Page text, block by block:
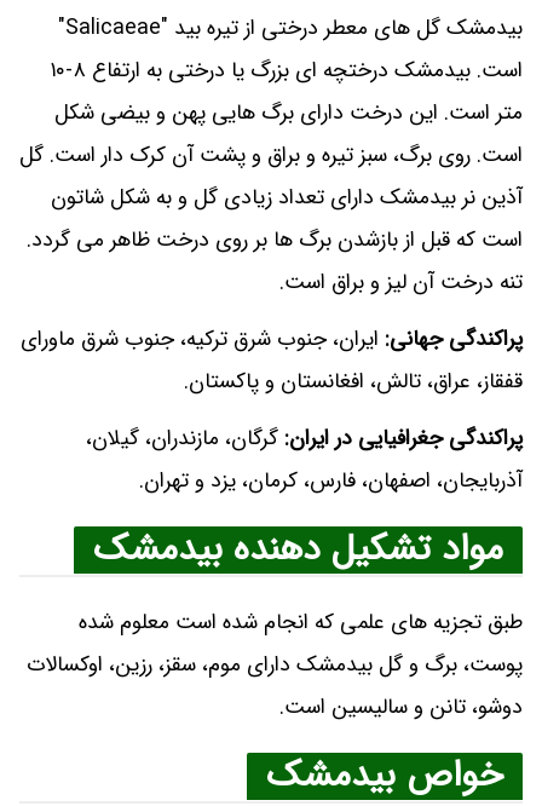
بیدمشک گل‌ های معطر درختی از تیره بید "Salicaeae"
است. بیدمشک درختچه‌ ای بزرگ یا درختی به ارتفاع ۸-۱۰
متر است. این درخت دارای برگ‌ هایی پهن و بیضی شکل
است. روی برگ، سبز تیره و براق و پشت آن کرک دار است. گل
آذین نر بیدمشک دارای تعداد زیادی گل و به شکل شاتون
است که قبل از بازشدن برگ‌ ها بر روی درخت ظاهر می‌ گردد.
تنه درخت آن لیز و براق است.
پراکندگی جهانی: ایران، جنوب شرق ترکیه، جنوب شرق ماورای
قفقاز، عراق، تالش، افغانستان و پاکستان.
پراکندگی جغرافیایی در ایران: گرگان، مازندران، گیلان،
آذربایجان، اصفهان، فارس، کرمان، یزد و تهران.
مواد تشکیل دهنده بیدمشک
طبق تجزیه‌ های علمی که انجام شده است معلوم شده
پوست، برگ و گل بیدمشک دارای موم، سقز، رزین، اوکسالات
دوشو، تانن و سالیسین است.
خواص بیدمشک